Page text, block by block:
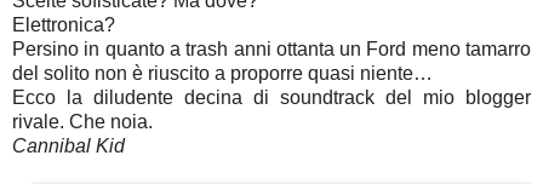
Elettronica?
Persino in quanto a trash anni ottanta un Ford meno tamarro
del solito non è riuscito a proporre quasi niente…
Ecco la diludente decina di soundtrack del mio blogger
rivale. Che noia.
Cannibal Kid